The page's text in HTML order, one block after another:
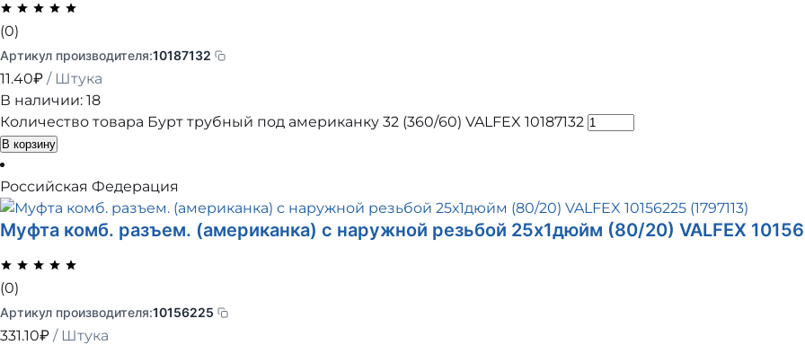
(0)
Артикул производителя:10187132
11.40₽ / Штука
В наличии: 18
Количество товара Бурт трубный под американку 32 (360/60) VALFEX 10187132
В корзину
Российская Федерация
Муфта комб. разъем. (американка) с наружной резьбой 25х1дюйм (80/20) VALFEX
(0)
Артикул производителя:10156225
331.10₽ / Штука